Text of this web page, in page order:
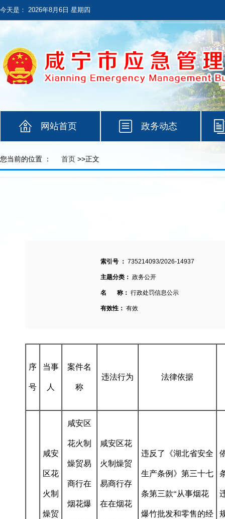
今天是： 2026年8月6日 星期四
网站首页 政务动态
您当前的位置 ： 首页 >>正文
索引号 ： 735214093/2026-14937
主题分类： 政务公开
名 称： 行政处罚信息公示
有效性： 有效
序
号
当事
人
案件名
称
违法行为 法律依据
咸安
区花
火制
燥贸
咸安区
花火制
燥贸易
商行在
烟花爆
咸安区花
火制燥贸
易商行存
在在烟花
违反了《湖北省安全
生产条例》第三十七
条第三款“从事烟花
爆竹批发和零售的经